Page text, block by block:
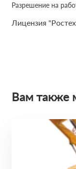
Разрешение на
Лицензия
Вам также